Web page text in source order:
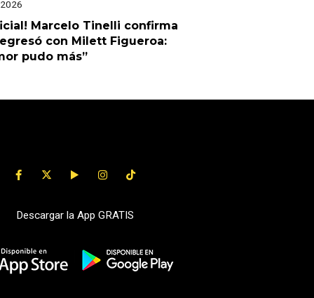
Marcelo Tinelli confirma
con Milett Figueroa:
pudo más”
Descargar la App GRATIS